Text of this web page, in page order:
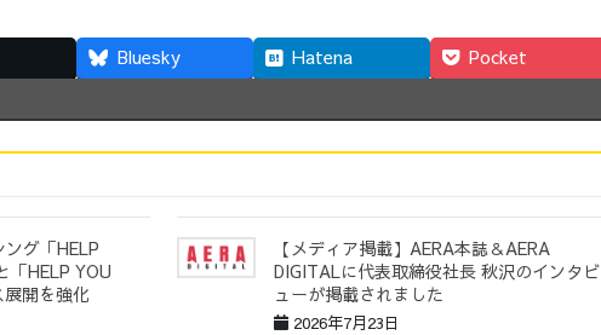
Bluesky Hatena
Pocket
グ「HELP
「HELP YOU
開を強化
【メディア掲載】AERA本誌＆AERA
DIGITALに代表取締役社長 秋沢のインタビ
ューが掲載されました
2026年7月23日